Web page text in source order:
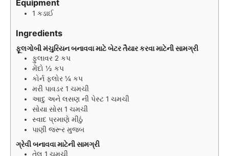
Equipment
1 કડાઈ
Ingredients
ફૂલગોબી મંચુરિયન બનાવવા માટે બેટર તૈયાર કરવા માટેની સામગ્રી
ફુલાવર 2 કપ
મેંદો ½ કપ
કોર્ન ફ્લોર ¼ કપ
મરી પાવડર 1 ચમચી
આદુ અને લસણ ની પેસ્ટ 1 ચમચી
સોયા સોસ 1 ચમચી
સ્વાદ પ્રમાણે મીઠું
પાણી જરૂર મુજબ
ગ્રેવી બનાવવા માટેની સામગ્રી
તેલ 1 ચમચી